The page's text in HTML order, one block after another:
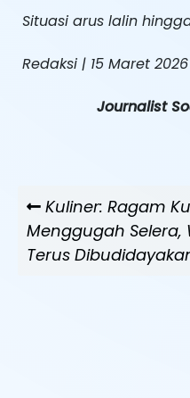
Situasi arus lalin
Redaksi | 15 Maret 2026
Journalist
posPrevious
Post
Kuliner: Ragam
Menggugah Selera,
Terus